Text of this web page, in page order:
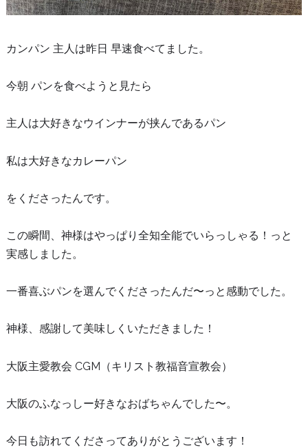
カンパン 主人は昨日 早速食べてました。
今朝 パンを食べようと見たら
主人は大好きなウインナーが挟んであるパン
私は大好きなカレーパン
をくださったんです。
この瞬間、神様はやっぱり全知全能でいらっしゃる！っと
実感しました。
一番喜ぶパンを選んでくださったんだ〜っと感動でした。
神様、感謝して美味しくいただきました！
大阪主愛教会 CGM（キリスト教福音宣教会）
大阪のふなっしー好きなおばちゃんでした〜。
今日も訪れてくださってありがとうございます！